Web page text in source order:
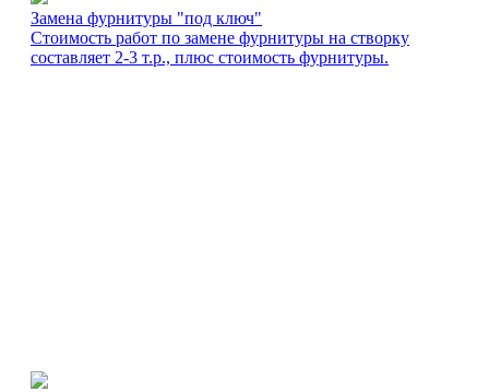
Замена фурнитуры "под ключ"
Стоимость работ по замене фурнитуры на створку
составляет 2-3 т.р., плюс стоимость фурнитуры.